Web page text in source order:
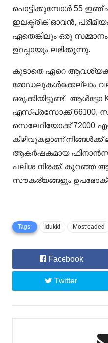
പൊട്ടിക്കുമ്പോൾ 55
ഇലക്ട്രിക് ഓവൻ,
ഏതെങ്കിലും ഒരു
ഉറപ്പായും ലഭിക്കുന്നു.
കൂടാതെ ഏറെ
മോഡലുകൾക്കെല്ലാം
ഒരുക്കിയിട്ടുണ്ട്. ആൾട്ടോ
എസ്പ്രസോക്ക് 66100,
സെലേറിയോക്ക് 72000
കിഴിവുകളാണ് നിങ്ങൾക്ക്
ആകർഷകമായ
പലിശ നിരക്ക്, കുറഞ്ഞ
സൗകര്യങ്ങളും
Tags: Idukki Mostreaded
Facebook
Twitter